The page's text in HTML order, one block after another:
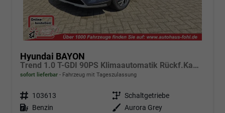
Hyundai BAYON
Trend 1.0 T-GDI 90PS Klimaautomatik Rückf.Kamera Parksensoren Sitzheizung Lenkradheizung Bluetooth Touchscreen Tempomat Apple CarPlay + Android Auto 16"LM
sofort lieferbar Fahrzeug mit Tageszulassung
Fahrzeugnr. 103613 Getriebe Schaltgetriebe
Kraftstoff Benzin Außenfarbe Aurora Grey